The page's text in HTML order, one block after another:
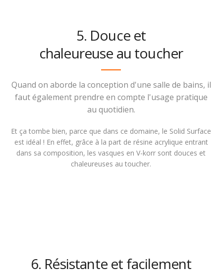
5. Douce et
chaleureuse au toucher
Quand on aborde la conception d'une salle de bains, il
faut également prendre en compte l'usage pratique
au quotidien.
Et ça tombe bien, parce que dans ce domaine, le Solid Surface
est idéal ! En effet, grâce à la part de résine acrylique entrant
dans sa composition, les vasques en V-korr sont douces et
chaleureuses au toucher.
6. Résistante et facilement